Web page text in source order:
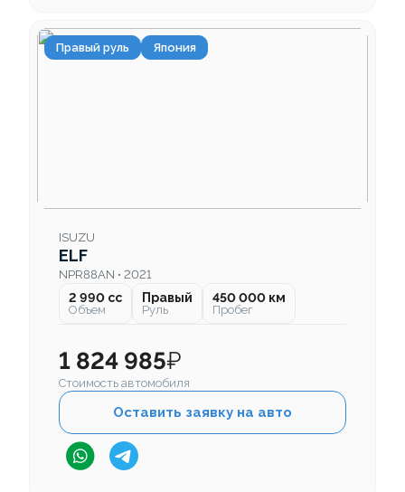
Правый руль Япония
ISUZU
ELF
NPR88AN • 2021
2 990 cc
Объем
Правый
Руль
450 000 км
Пробег
1 824 985₽
Стоимость автомобиля
Оставить заявку на авто